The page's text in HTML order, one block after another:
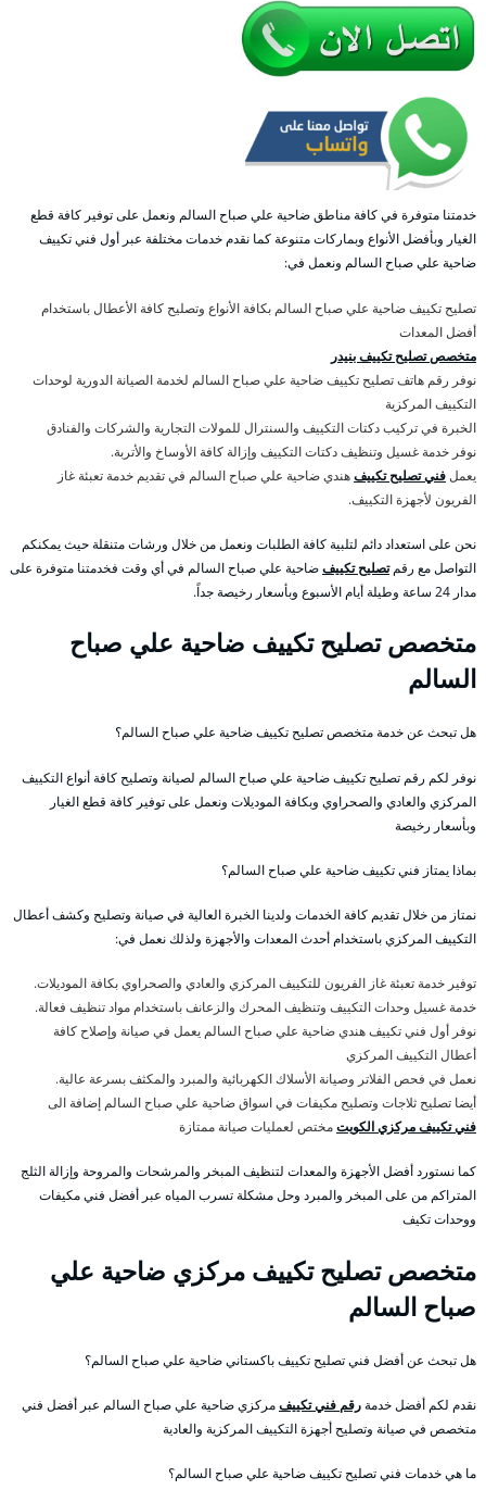
خدمتنا متوفرة في كافة مناطق ضاحية علي صباح السالم ونعمل على توفير كافة قطع
الغيار وبأفضل الأنواع وبماركات متنوعة كما نقدم خدمات مختلفة عبر أول فني تكييف
ضاحية علي صباح السالم ونعمل في:
تصليح تكييف ضاحية علي صباح السالم بكافة الأنواع وتصليح كافة الأعطال باستخدام
أفضل المعدات
متخصص تصليح تكييف بنيدر
نوفر رقم هاتف تصليح تكييف ضاحية علي صباح السالم لخدمة الصيانة الدورية لوحدات
التكييف المركزية
الخبرة في تركيب دكتات التكييف والسنترال للمولات التجارية والشركات والفنادق
نوفر خدمة غسيل وتنظيف دكتات التكييف وإزالة كافة الأوساخ والأتربة.
يعملفني تصليح تكييفهندي ضاحية علي صباح السالم في تقديم خدمة تعبئة غاز
الفريون لأجهزة التكييف.
نحن على استعداد دائم لتلبية كافة الطلبات ونعمل من خلال ورشات متنقلة حيث يمكنكم
التواصل مع رقمتصليح تكييفضاحية علي صباح السالم في أي وقت فخدمتنا متوفرة على
مدار 24 ساعة وطيلة أيام الأسبوع وبأسعار رخيصة جداً.
متخصص تصليح تكييف ضاحية علي صباح
السالم
هل تبحث عن خدمة متخصص تصليح تكييف ضاحية علي صباح السالم؟
نوفر لكم رقم تصليح تكييف ضاحية علي صباح السالم لصيانة وتصليح كافة أنواع التكييف
المركزي والعادي والصحراوي وبكافة الموديلات ونعمل على توفير كافة قطع الغيار
وبأسعار رخيصة
بماذا يمتاز فني تكييف ضاحية علي صباح السالم؟
نمتاز من خلال تقديم كافة الخدمات ولدينا الخبرة العالية في صيانة وتصليح وكشف أعطال
التكييف المركزي باستخدام أحدث المعدات والأجهزة ولذلك نعمل في:
توفير خدمة تعبئة غاز الفريون للتكييف المركزي والعادي والصحراوي بكافة الموديلات.
خدمة غسيل وحدات التكييف وتنظيف المحرك والزعانف باستخدام مواد تنظيف فعالة.
نوفر أول فني تكييف هندي ضاحية علي صباح السالم يعمل في صيانة وإصلاح كافة
أعطال التكييف المركزي
نعمل في فحص الفلاتر وصيانة الأسلاك الكهربائية والمبرد والمكثف بسرعة عالية.
أيضا تصليح ثلاجات وتصليح مكيفات في اسواق ضاحية علي صباح السالم إضافة الى
فني تكييف مركزي الكويتمختص لعمليات صيانة ممتازة
كما نستورد أفضل الأجهزة والمعدات لتنظيف المبخر والمرشحات والمروحة وإزالة الثلج
المتراكم من على المبخر والمبرد وحل مشكلة تسرب المياه عبر أفضل فني مكيفات
ووحدات تكيف
متخصص تصليح تكييف مركزي ضاحية علي
صباح السالم
هل تبحث عن أفضل فني تصليح تكييف باكستاني ضاحية علي صباح السالم؟
نقدم لكم أفضل خدمةرقم فني تكييفمركزي ضاحية علي صباح السالم عبر أفضل فني
متخصص في صيانة وتصليح أجهزة التكييف المركزية والعادية
ما هي خدمات فني تصليح تكييف ضاحية علي صباح السالم؟